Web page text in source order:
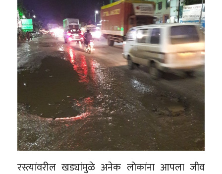
रस्त्यांवरील खड्यांमुळे अनेक लोकांना आपला जीव